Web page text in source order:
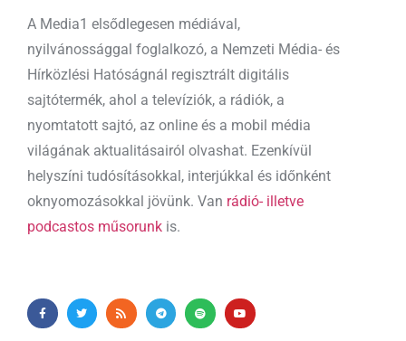
A Media1 elsődlegesen médiával,
nyilvánossággal foglalkozó, a Nemzeti Média- és
Hírközlési Hatóságnál regisztrált digitális
sajtótermék, ahol a televíziók, a rádiók, a
nyomtatott sajtó, az online és a mobil média
világának aktualitásairól olvashat. Ezenkívül
helyszíni tudósításokkal, interjúkkal és időnként
oknyomozásokkal jövünk. Van rádió- illetve
podcastos műsorunk is.